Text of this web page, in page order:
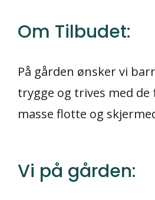
Om Tilbudet:
På gården ønsker vi
trygge og trives med
masse flotte og
Vi på gården: